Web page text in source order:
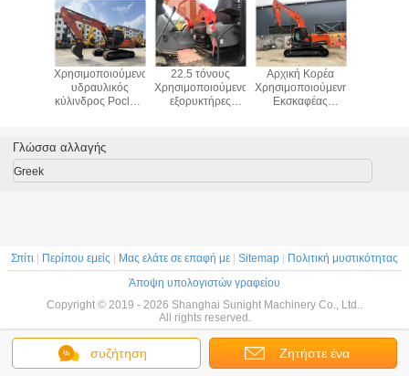
Doosan
Χρησιμοποιούμενος
υδραυλικός
κύλινδρος Poclain
Doosan DX225
22.5 τόνους
Χρησιμοποιούμενα
εξορυκτήρες
εξορυκτήρα
Αρχική Κορέα
Χρησιμοποιούμενη
Εκσκαφέας
Εκσκαφέας
συζήτηση Ζητήστε ένα
Γλώσσα αλλαγής
Greek
Σπίτι | Περίπου εμείς | Μας ελάτε σε επαφή με | Sitemap | Πολιτική μυστικότητας
Άποψη υπολογιστών γραφείου
Copyright © 2019 - 2026 Shanghai Sunight Machinery Co., Ltd..
All rights reserved.